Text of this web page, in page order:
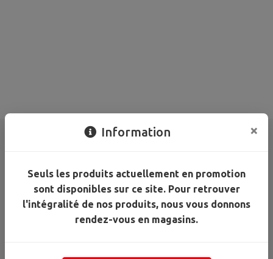
Zone retrait
Rendez-vous projet
Information ×
Seuls les produits actuellement en promotion
sont disponibles sur ce site. Pour retrouver
l'intégralité de nos produits, nous vous donnons
rendez-vous en magasins.